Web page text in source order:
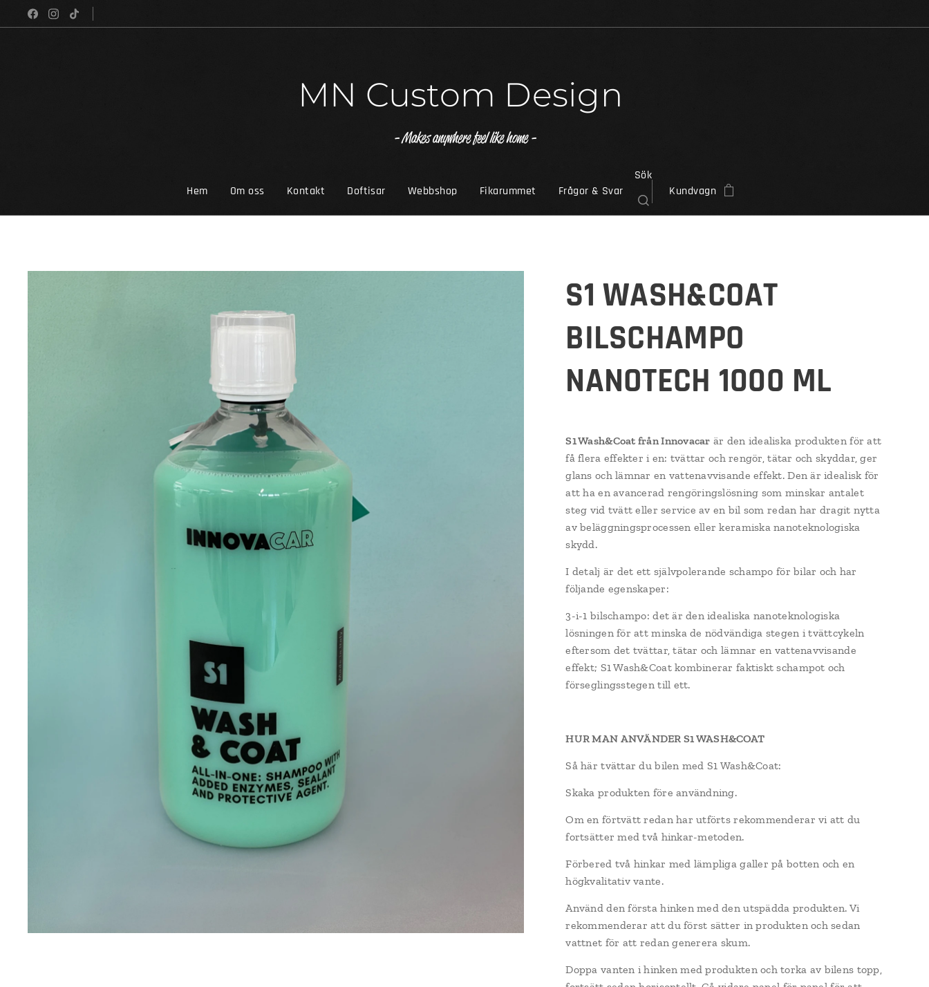
MN Custom Design
- Makes anywhere feel like home -
Hem Om oss Kontakt Doftisar Webbshop Fikarummet Frågor & Svar
Sök
Kundvagn
S1 WASH&COAT
BILSCHAMPO
NANOTECH 1000 ML
S1 Wash&Coat från Innovacar är den idealiska produkten för att
få flera effekter i en: tvättar och rengör, tätar och skyddar, ger
glans och lämnar en vattenavvisande effekt. Den är idealisk för
att ha en avancerad rengöringslösning som minskar antalet
steg vid tvätt eller service av en bil som redan har dragit nytta
av beläggningsprocessen eller keramiska nanoteknologiska
skydd.
I detalj är det ett självpolerande schampo för bilar och har
följande egenskaper:
3-i-1 bilschampo: det är den idealiska nanoteknologiska
lösningen för att minska de nödvändiga stegen i tvättcykeln
eftersom det tvättar, tätar och lämnar en vattenavvisande
effekt; S1 Wash&Coat kombinerar faktiskt schampot och
förseglingsstegen till ett.
HUR MAN ANVÄNDER S1 WASH&COAT
Så här tvättar du bilen med S1 Wash&Coat:
Skaka produkten före användning.
Om en förtvätt redan har utförts rekommenderar vi att du
fortsätter med två hinkar-metoden.
Förbered två hinkar med lämpliga galler på botten och en
högkvalitativ vante.
Använd den första hinken med den utspädda produkten. Vi
rekommenderar att du först sätter in produkten och sedan
vattnet för att redan generera skum.
Doppa vanten i hinken med produkten och torka av bilens topp,